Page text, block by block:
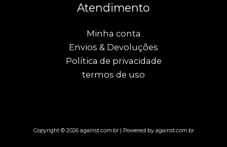
Atendimento
Minha conta
Envios & Devoluções
Política de privacidade
termos de uso
Copyright © 2026 against.com.br | Powered by against.com.br